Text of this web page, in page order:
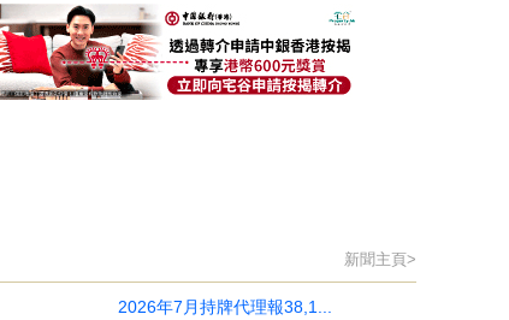
新聞主頁>
2026年7月持牌代理報38,1...